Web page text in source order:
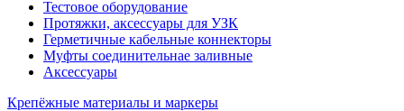
Тестовое оборудование
Протяжки, аксессуары для УЗК
Герметичные кабельные коннекторы
Муфты соединительнае заливные
Аксессуары
Крепёжные материалы и маркеры